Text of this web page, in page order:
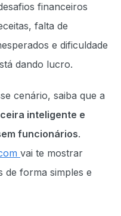
financeiros
falta de
e dificuldade
dando lucro.
cenário, saiba que a
inteligente e
funcionários.
vai te mostrar
de forma simples e